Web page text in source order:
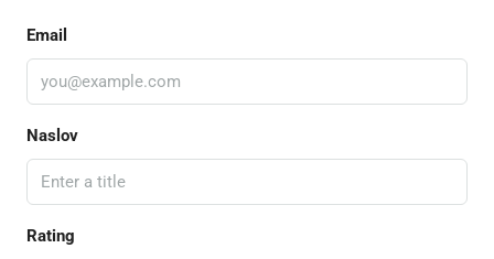
Email
Naslov
Rating